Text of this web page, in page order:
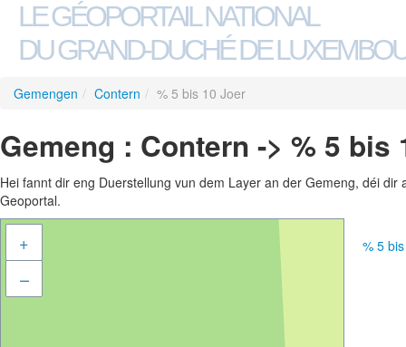
LE GÉOPORTAIL NATIONAL
DU GRAND-DUCHÉ DE
Gemengen / Contern / % 5 bis 10 Joer
Gemeng : Contern -> % 5 bis
Hei fannt dir eng Duerstellung vun dem Layer an der Gemeng, déi
Geoportal.
+
–
% 5